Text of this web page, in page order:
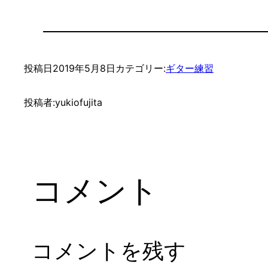
投稿日2019年5月8日 カテゴリー:ギター練習
投稿者:yukiofujita
コメント
コメントを残す